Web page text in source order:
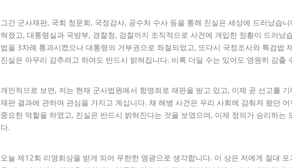
그간 군사재판, 국회 청문회, 국정감사, 공수처 수사 등을 통해 진실은 세상에 드러났습니
혀졌고, 대통령실과 국방부, 경찰청, 검찰까지 조직적으로 사건에 개입한 정황이 드러났
법을 3차례 통과시켰으나 대통령의 거부권으로 좌절되었고, 또다시 국정조사와 특검법
진실은 아무리 감추려고 하여도 반드시 밝혀집니다. 비록 더딜 수는 있어도 영원히 감출
개인적으로 보면, 저는 현재 군사법원에서 항명죄로 재판을 받고 있고, 이제 곧 선고를
재판 결과에 관하여 관심을 가지고 계십니다. 채 해병 사건은 우리 사회에 감춰져 왔던
중요한 역할을 하였고, 진실은 반드시 밝혀진다는 것을 보였으며, 이제 정의가 승리하는
다.
오늘 제12회 리영희상을 받게 되어 무한한 영광으로 생각합니다. 이 상은 저에게 절대